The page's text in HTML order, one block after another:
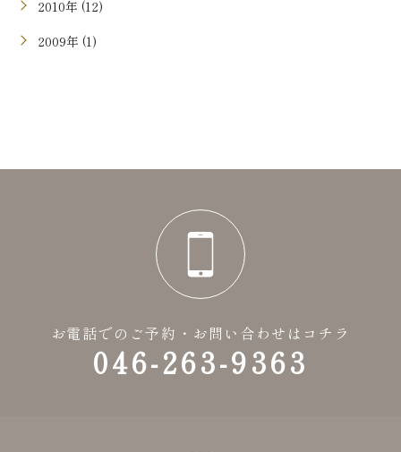
2010年 (12)
2009年 (1)
お電話でのご予約・お問い合わせはコチラ
046-263-9363